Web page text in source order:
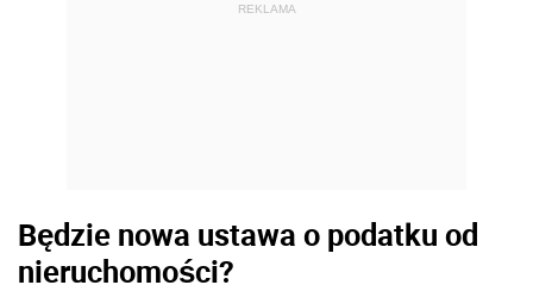
REKLAMA
Będzie nowa ustawa o podatku od
nieruchomości?